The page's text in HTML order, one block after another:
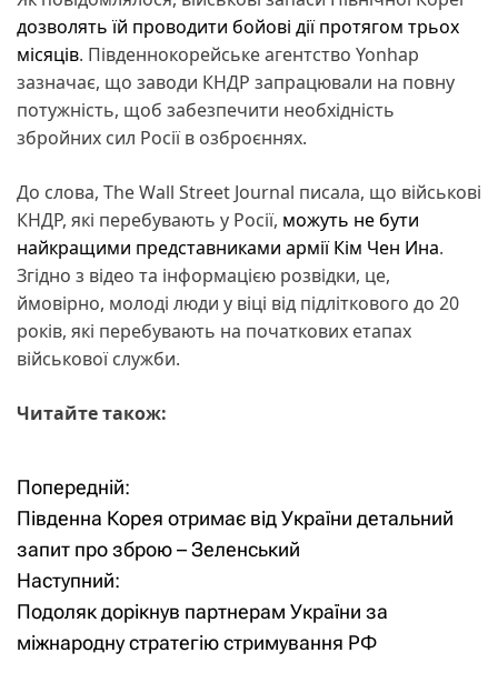
дозволять їй проводити бойові дії протягом трьох
місяців. Південнокорейське агентство Yonhap
зазначає, що заводи КНДР запрацювали на повну
потужність, щоб забезпечити необхідність
збройних сил Росії в озброєннях.
До слова, The Wall Street Journal писала, що військові
КНДР, які перебувають у Росії, можуть не бути
найкращими представниками армії Кім Чен Ина.
Згідно з відео та інформацією розвідки, це,
ймовірно, молоді люди у віці від підліткового до 20
років, які перебувають на початкових етапах
військової служби.
Читайте також:
Н
а
в
і
Попередній:
Південна Корея отримає від України детальний
запит про зброю – Зеленський
Наступний:
Подоляк дорікнув партнерам України за
міжнародну стратегію стримування РФ